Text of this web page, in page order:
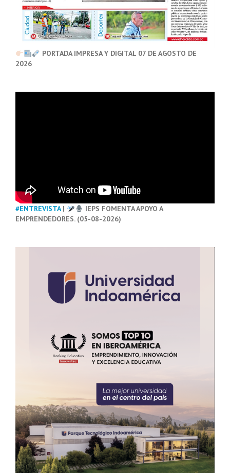
PORTADA IMPRESA Y DIGITAL 07 DE AGOSTO DE
2026
#ENTREVISTA|
IEPS FOMENTA APOYO A
EMPRENDEDORES. (05-08-2026)